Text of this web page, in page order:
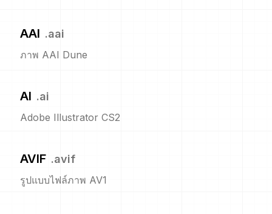
AAI .aai
ภาพ AAI Dune
AI .ai
Adobe Illustrator CS2
AVIF .avif
รูปแบบไฟล์ภาพ AV1